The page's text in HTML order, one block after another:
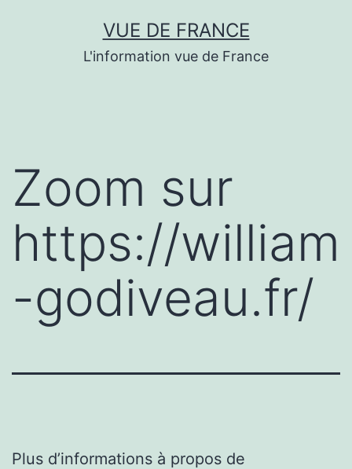
VUE DE FRANCE
L'information vue de France
Zoom sur
https://william
-godiveau.fr/
Plus d’informations à propos de